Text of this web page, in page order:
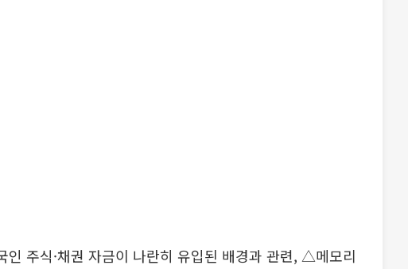
인 주식·채권 자금이 나란히 유입된 배경과 관련, △메모리